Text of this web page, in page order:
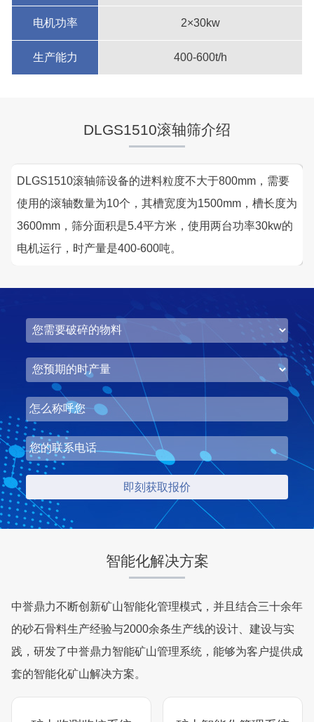
电机功率 2×30kw
生产能力 400-600t/h
DLGS1510滚轴筛介绍
DLGS1510滚轴筛设备的进料粒度不大于800mm，需要
使用的滚轴数量为10个，其槽宽度为1500mm，槽长度为
3600mm，筛分面积是5.4平方米，使用两台功率30kw的
电机运行，时产量是400-600吨。
智能化解决方案
中誉鼎力不断创新矿山智能化管理模式，并且结合三十余年
的砂石骨料生产经验与2000余条生产线的设计、建设与实
践，研发了中誉鼎力智能矿山管理系统，能够为客户提供成
套的智能化矿山解决方案。